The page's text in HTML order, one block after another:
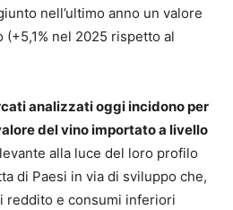
nell’ultimo anno un valore
(+5,1% nel 2025 rispetto al
analizzati oggi incidono per
del vino importato a livello
alla luce del loro profilo
di Paesi in via di sviluppo che,
reddito e consumi inferiori